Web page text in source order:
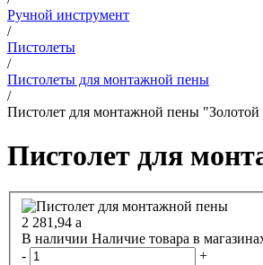
Ручной инструмент
/
Пистолеты
/
Пистолеты для монтажной пены
/
Пистолет для монтажной пены "Золотой
Пистолет для
2 281,94 a
В наличии Наличие товара в
-
+